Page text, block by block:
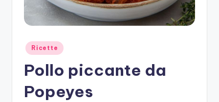
Posted
in
Ricette
Pollo piccante da
Popeyes